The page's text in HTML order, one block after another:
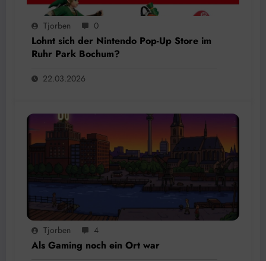
Tjorben 0
Lohnt sich der Nintendo Pop-Up Store im
Ruhr Park Bochum?
22.03.2026
Tjorben 4
Als Gaming noch ein Ort war